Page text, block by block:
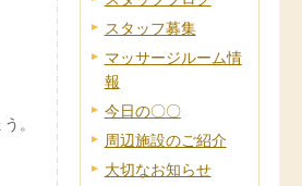
。
スタッフ募集
マッサージルーム情
報
今日の〇〇
周辺施設のご紹介
大切なお知らせ